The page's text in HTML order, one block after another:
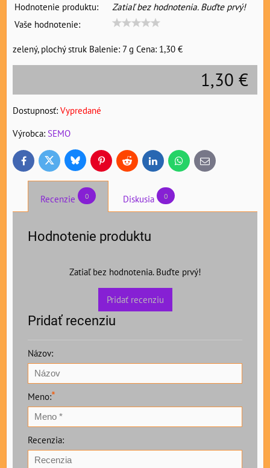
Hodnotenie produktu:
Zatiaľ bez hodnotenia. Buďte prvý!
Vaše hodnotenie:
zelený, plochý struk Balenie: 7 g Cena: 1,30 €
1,30 €
Dostupnosť: Vypredané
Výrobca: SEMO
FacebookTwitter BlueskyPinterestReddit LinkedInWhatsApp
E-
mail
Recenzie 0 Diskusia 0
Hodnotenie produktu
Zatiaľ bez hodnotenia. Buďte prvý!
Pridať recenziu
Pridať recenziu
Názov:
Meno:*
Recenzia: